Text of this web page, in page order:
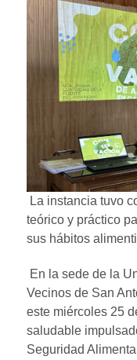
La instancia tuvo
teórico y práctico
sus hábitos
En la sede de la
Vecinos de San
este miércoles 25
saludable
Seguridad